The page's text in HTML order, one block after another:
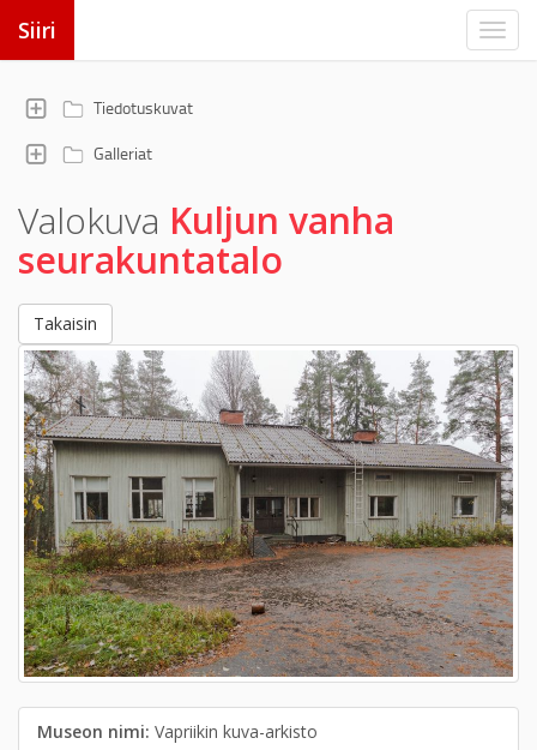
Siiri
Tiedotuskuvat
Galleriat
Valokuva Kuljun vanha
seurakuntatalo
Takaisin
Museon nimi: Vapriikin kuva-arkisto